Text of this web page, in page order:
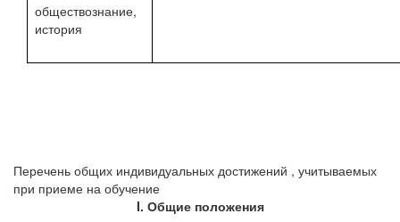
обществознание,
история
Перечень общих индивидуальных достижений , учитываемых
при приеме на обучение
I. Общие положения